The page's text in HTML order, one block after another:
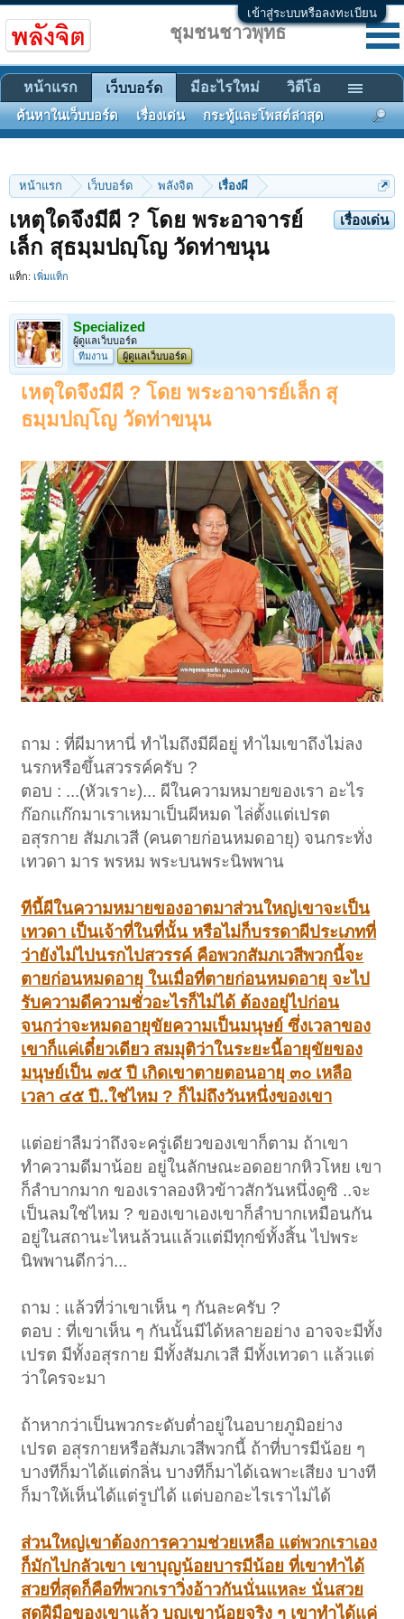
เข้าสู่ระบบหรือลงทะเบียน
หน้าแรก เว็บบอร์ด พลังจิต เรื่องผี
เรื่องเด่น
เหตุใดจึงมีผี ? โดย พระอาจารย์
เล็ก สุธมฺมปญฺโญ วัดท่าขนุน
แท็ก: เพิ่มแท็ก
Specialized
ผู้ดูแลเว็บบอร์ด
ทีมงาน
ผู้ดูแลเว็บบอร์ด
เหตุใดจึงมีผี ? โดย พระอาจารย์เล็ก สุ
ธมฺมปญฺโญ วัดท่าขนุน
ถาม : ที่ผีมาหานี่ ทำไมถึงมีผีอยู่ ทำไมเขาถึงไม่ลง
นรกหรือขึ้นสวรรค์ครับ ?
ตอบ : ...(หัวเราะ)... ผีในความหมายของเรา อะไร
ก๊อกแก๊กมาเราเหมาเป็นผีหมด ไล่ตั้งแต่เปรต
อสุรกาย สัมภเวสี (คนตายก่อนหมดอายุ) จนกระทั่ง
เทวดา มาร พรหม พระบนพระนิพพาน
ทีนี้ผีในความหมายของอาตมาส่วนใหญ่เขาจะเป็น
เทวดา เป็นเจ้าที่ในที่นั้น หรือไม่ก็บรรดาผีประเภทที่
ว่ายังไม่ไปนรกไปสวรรค์ คือพวกสัมภเวสีพวกนี้จะ
ตายก่อนหมดอายุ ในเมื่อที่ตายก่อนหมดอายุ จะไป
รับความดีความชั่วอะไรก็ไม่ได้ ต้องอยู่ไปก่อน
จนกว่าจะหมดอายุขัยความเป็นมนุษย์ ซึ่งเวลาของ
เขาก็แค่เดี๋ยวเดียว สมมุติว่าในระยะนี้อายุขัยของ
มนุษย์เป็น ๗๕ ปี เกิดเขาตายตอนอายุ ๓๐ เหลือ
เวลา ๔๕ ปี..ใช่ไหม ? ก็ไม่ถึงวันหนึ่งของเขา
แต่อย่าลืมว่าถึงจะครู่เดียวของเขาก็ตาม ถ้าเขา
ทำความดีมาน้อย อยู่ในลักษณะอดอยากหิวโหย เขา
ก็ลำบากมาก ของเราลองหิวข้าวสักวันหนึ่งดูซิ ..จะ
เป็นลมใช่ไหม ? ของเขาเองเขาก็ลำบากเหมือนกัน
อยู่ในสถานะไหนล้วนแล้วแต่มีทุกข์ทั้งสิ้น ไปพระ
นิพพานดีกว่า...
ถาม : แล้วที่ว่าเขาเห็น ๆ กันละครับ ?
ตอบ : ที่เขาเห็น ๆ กันนั้นมีได้หลายอย่าง อาจจะมีทั้ง
เปรต มีทั้งอสุรกาย มีทั้งสัมภเวสี มีทั้งเทวดา แล้วแต่
ว่าใครจะมา
ถ้าหากว่าเป็นพวกระดับต่ำอยู่ในอบายภูมิอย่าง
เปรต อสุรกายหรือสัมภเวสีพวกนี้ ถ้าที่บารมีน้อย ๆ
บางทีก็มาได้แต่กลิ่น บางทีก็มาได้เฉพาะเสียง บางที
ก็มาให้เห็นได้แต่รูปได้ แต่บอกอะไรเราไม่ได้
ส่วนใหญ่เขาต้องการความช่วยเหลือ แต่พวกเราเอง
ก็มักไปกลัวเขา เขาบุญน้อยบารมีน้อย ที่เขาทำได้
สวยที่สุดก็คือที่พวกเราวิ่งอ้าวกันนั่นแหละ นั่นสวย
สุดฝีมือของเขาแล้ว บุญเขาน้อยจริง ๆ เขาทำได้แค่
ชุมชนชาวพุทธ
หน้าแรก เว็บบอร์ด
ค้นหาในเว็บบอร์ด เรื่องเด่น กระทู้และโพสต์ล่าสุด
มีอะไรใหม่ วิดีโอ